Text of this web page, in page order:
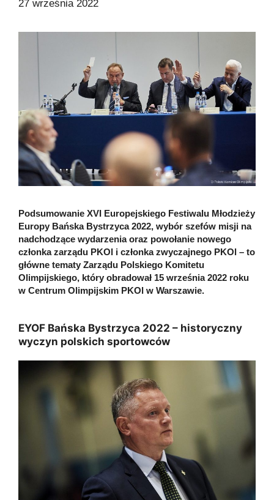
27 września 2022
Podsumowanie XVI Europejskiego Festiwalu Młodzieży
Europy Bańska Bystrzyca 2022, wybór szefów misji na
nadchodzące wydarzenia oraz powołanie nowego
członka zarządu PKOl i członka zwyczajnego PKOl – to
główne tematy Zarządu Polskiego Komitetu
Olimpijskiego, który obradował 15 września 2022 roku
w Centrum Olimpijskim PKOl w Warszawie.
EYOF Bańska Bystrzyca 2022 – historyczny
wyczyn polskich sportowców